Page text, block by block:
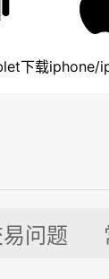
下载iphone/
问题